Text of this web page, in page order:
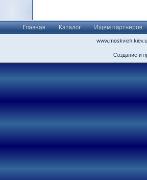
Главная Каталог Ищем партнеров
Создание и